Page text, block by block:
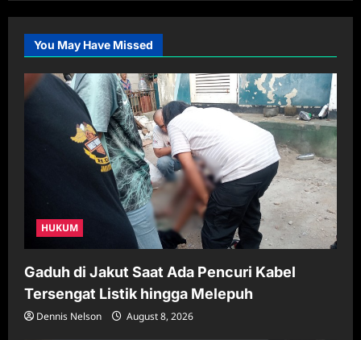
You May Have Missed
HUKUM
Gaduh di Jakut Saat Ada Pencuri Kabel
Tersengat Listik hingga Melepuh
Dennis Nelson August 8, 2026